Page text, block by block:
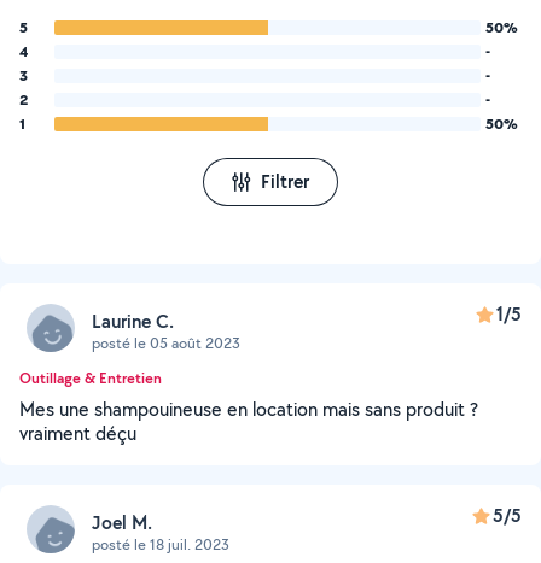
5
50%
4
-
3
-
2
-
1
50%
Filtrer
Laurine C.
posté le 05 août 2023
1/5
Outillage & Entretien
Mes une shampouineuse en location mais sans produit ?
vraiment déçu
Joel M.
posté le 18 juil. 2023
5/5